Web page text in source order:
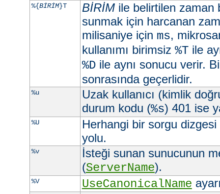
%{BİRİM}T BİRİMile belirtilen zaman
sunmak için harcanan
milisaniye için ms,
kullanımı birimsiz %Tile
%Dile aynı sonucu verir.
sonrasında geçerlidir.
%u
Uzak kullanıcı (kimlik
durum kodu (%s) 401 ise
%U
Herhangi bir sorgu
yolu.
%v
İsteği sunan sunucunun
(ServerName).
%V UseCanonicalName